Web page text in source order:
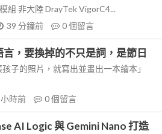
組 非大陸 DrayTek VigorC4...
39 分鐘前 0個留言
，要換掉的不只是詞，是節日
子的照片，就寫出並畫出一本繪本」
時前 0個留言
AI Logic 與 Gemini Nano 打造